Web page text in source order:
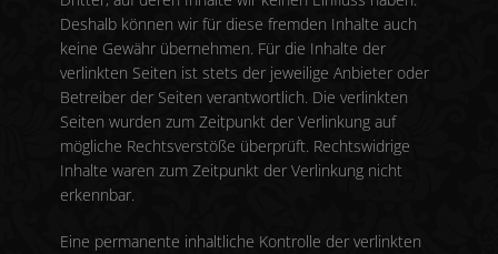
Deshalb können wir für diese fremden Inhalte auch
keine Gewähr übernehmen. Für die Inhalte der
verlinkten Seiten ist stets der jeweilige Anbieter oder
Betreiber der Seiten verantwortlich. Die verlinkten
Seiten wurden zum Zeitpunkt der Verlinkung auf
mögliche Rechtsverstöße überprüft. Rechtswidrige
Inhalte waren zum Zeitpunkt der Verlinkung nicht
erkennbar.
Eine permanente inhaltliche Kontrolle der verlinkten